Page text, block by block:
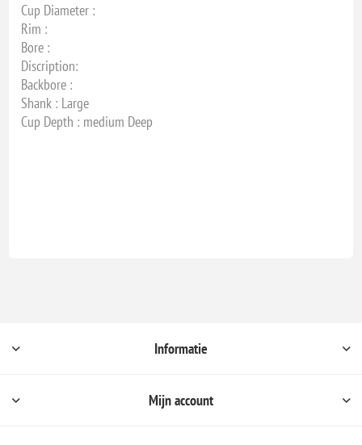
Cup Diameter :
Rim :
Bore :
Discription:
Backbore :
Shank : Large
Cup Depth : medium Deep
Informatie
Mijn account